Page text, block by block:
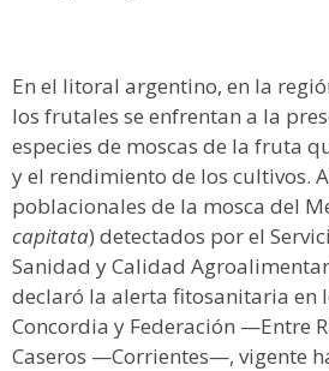
En el litoral argentino, en la
los frutales se enfrentan a la
especies de moscas de la fruta
y el rendimiento de los cultivos.
poblacionales de la mosca del
capitata) detectados por el
Sanidad y Calidad
declaró la alerta fitosanitaria en
Concordia y Federación —Entre
Caseros —Corrientes—, vigente